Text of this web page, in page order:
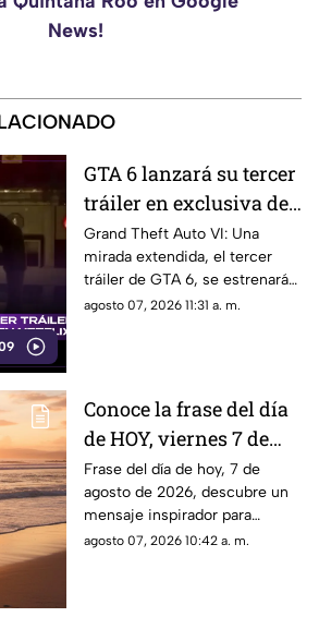
News!
GTA 6 lanzará su tercer
tráiler en exclusiva de
6 horas en Netflix:
¿Cuándo será el estreno
del avance del Grand
Theft Auto VI?
Grand Theft Auto VI: Una
mirada extendida, el tercer
tráiler de GTA 6, se estrenará
en Netflix y aquí te
agosto 07, 2026 11:31 a. m.
Conoce la frase del día
de HOY, viernes 7 de
agosto de 2026, y
llénate de inspiración
con estas palabras
Frase del día de hoy, 7 de
agosto de 2026, descubre un
mensaje inspirador para
reflexionar y compartir con tus
agosto 07, 2026 10:42 a. m.